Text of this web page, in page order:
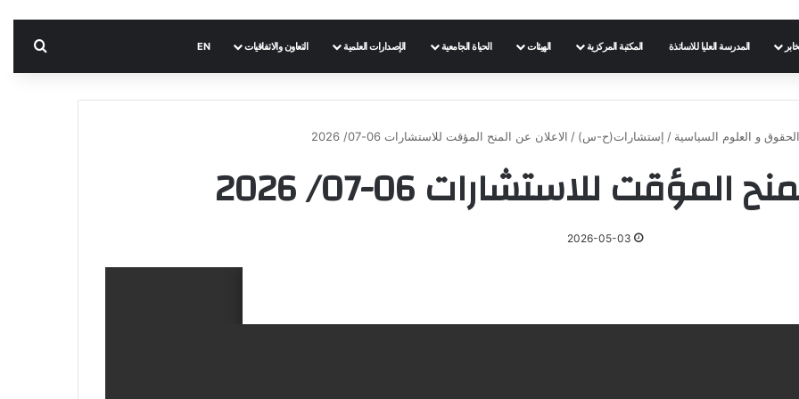
المدرسة العليا للاساتذة المكتبة المركزية الهيئات الحياة الجامعية الإصدارات العلمية التعاون والاتفاقيات EN
و العلوم السياسية / إستشارات(ح-س) / الاعلان عن المنح المؤقت للاستشارات 06-07/ 2026
المؤقت للاستشارات 06-07/ 2026
2026-05-03